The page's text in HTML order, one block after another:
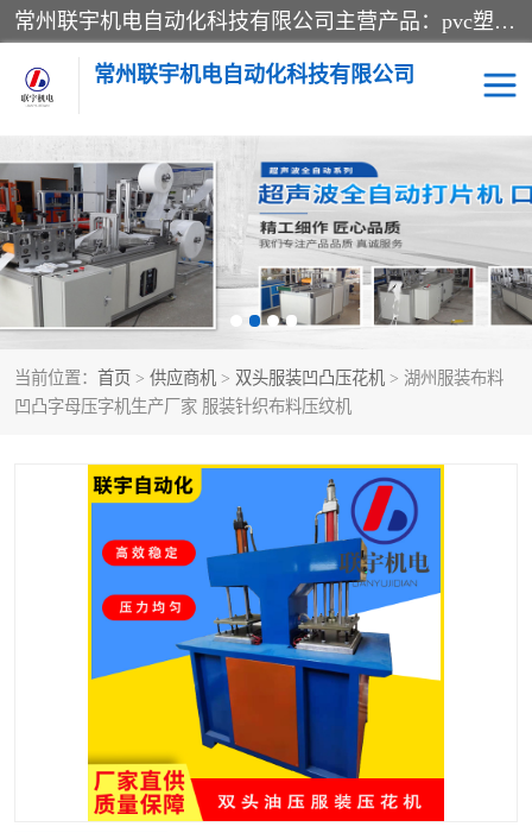
常州联宇机电自动化科技有限公司主营产品：pvc塑料焊机、高频热合机、软膜天花压边机、服装布料凹凸压花机、布料3d压印设备、服装植胶设备、超声波布料花边机、无纺布热合机、全自动压花机。
常州联宇机电自动化科技有限公司
当前位置： 首页 > 供应商机 > 双头服装凹凸压花机 > 湖州服装布料
凹凸字母压字机生产厂家 服装针织布料压纹机
压花定型机以及压花模具 超声波热合机
高频热合机 超声波花边机
超声波复合压花机 凹凸压花机压标机
3040凹凸压花机 双头服装凹凸压花机
高频压花压标机 自动超声波打片成型机
泡壳包装封口机 海绵产品成型机
其他超声波系列